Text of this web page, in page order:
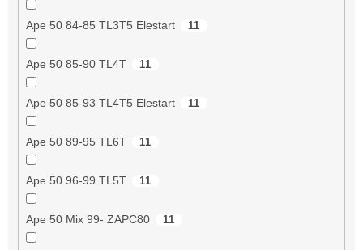
Ape 50 84-85 TL3T5 Elestart 11
Ape 50 85-90 TL4T 11
Ape 50 85-93 TL4T5 Elestart 11
Ape 50 89-95 TL6T 11
Ape 50 96-99 TL5T 11
Ape 50 Mix 99- ZAPC80 11